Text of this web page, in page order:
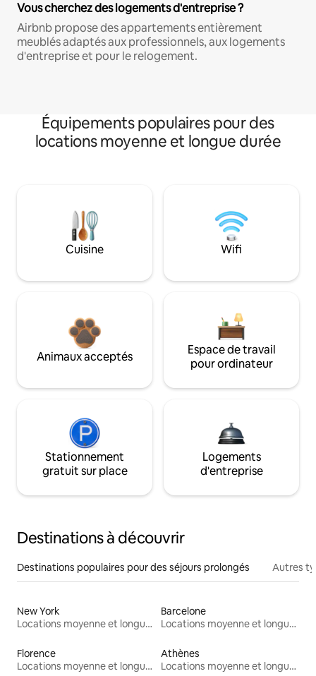
Vous cherchez des logements d'entreprise ?
Airbnb propose des appartements entièrement
meublés adaptés aux professionnels, aux logements
d'entreprise et pour le relogement.
Équipements populaires pour des
locations moyenne et longue durée
Cuisine Wifi
Animaux acceptés
Espace de travail
pour ordinateur
Stationnement
gratuit sur place
Logements
d'entreprise
Destinations à découvrir
Destinations populaires pour des séjours prolongés Autres
New York
Locations moyenne et longue durée
Barcelone
Locations moyenne et longue durée
Florence
Locations moyenne et longue durée
Athènes
Locations moyenne et longue durée